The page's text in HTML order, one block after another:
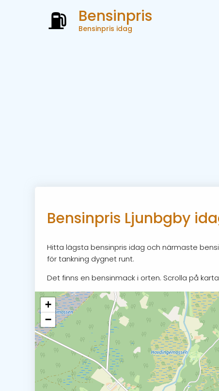
Bensinpris
Bensinpris idag
Bensinpris Ljunbgby
Hitta lägsta bensinpris idag och närmaste
för tankning dygnet runt.
Det finns en bensinmack i orten. Scrolla på
+
−